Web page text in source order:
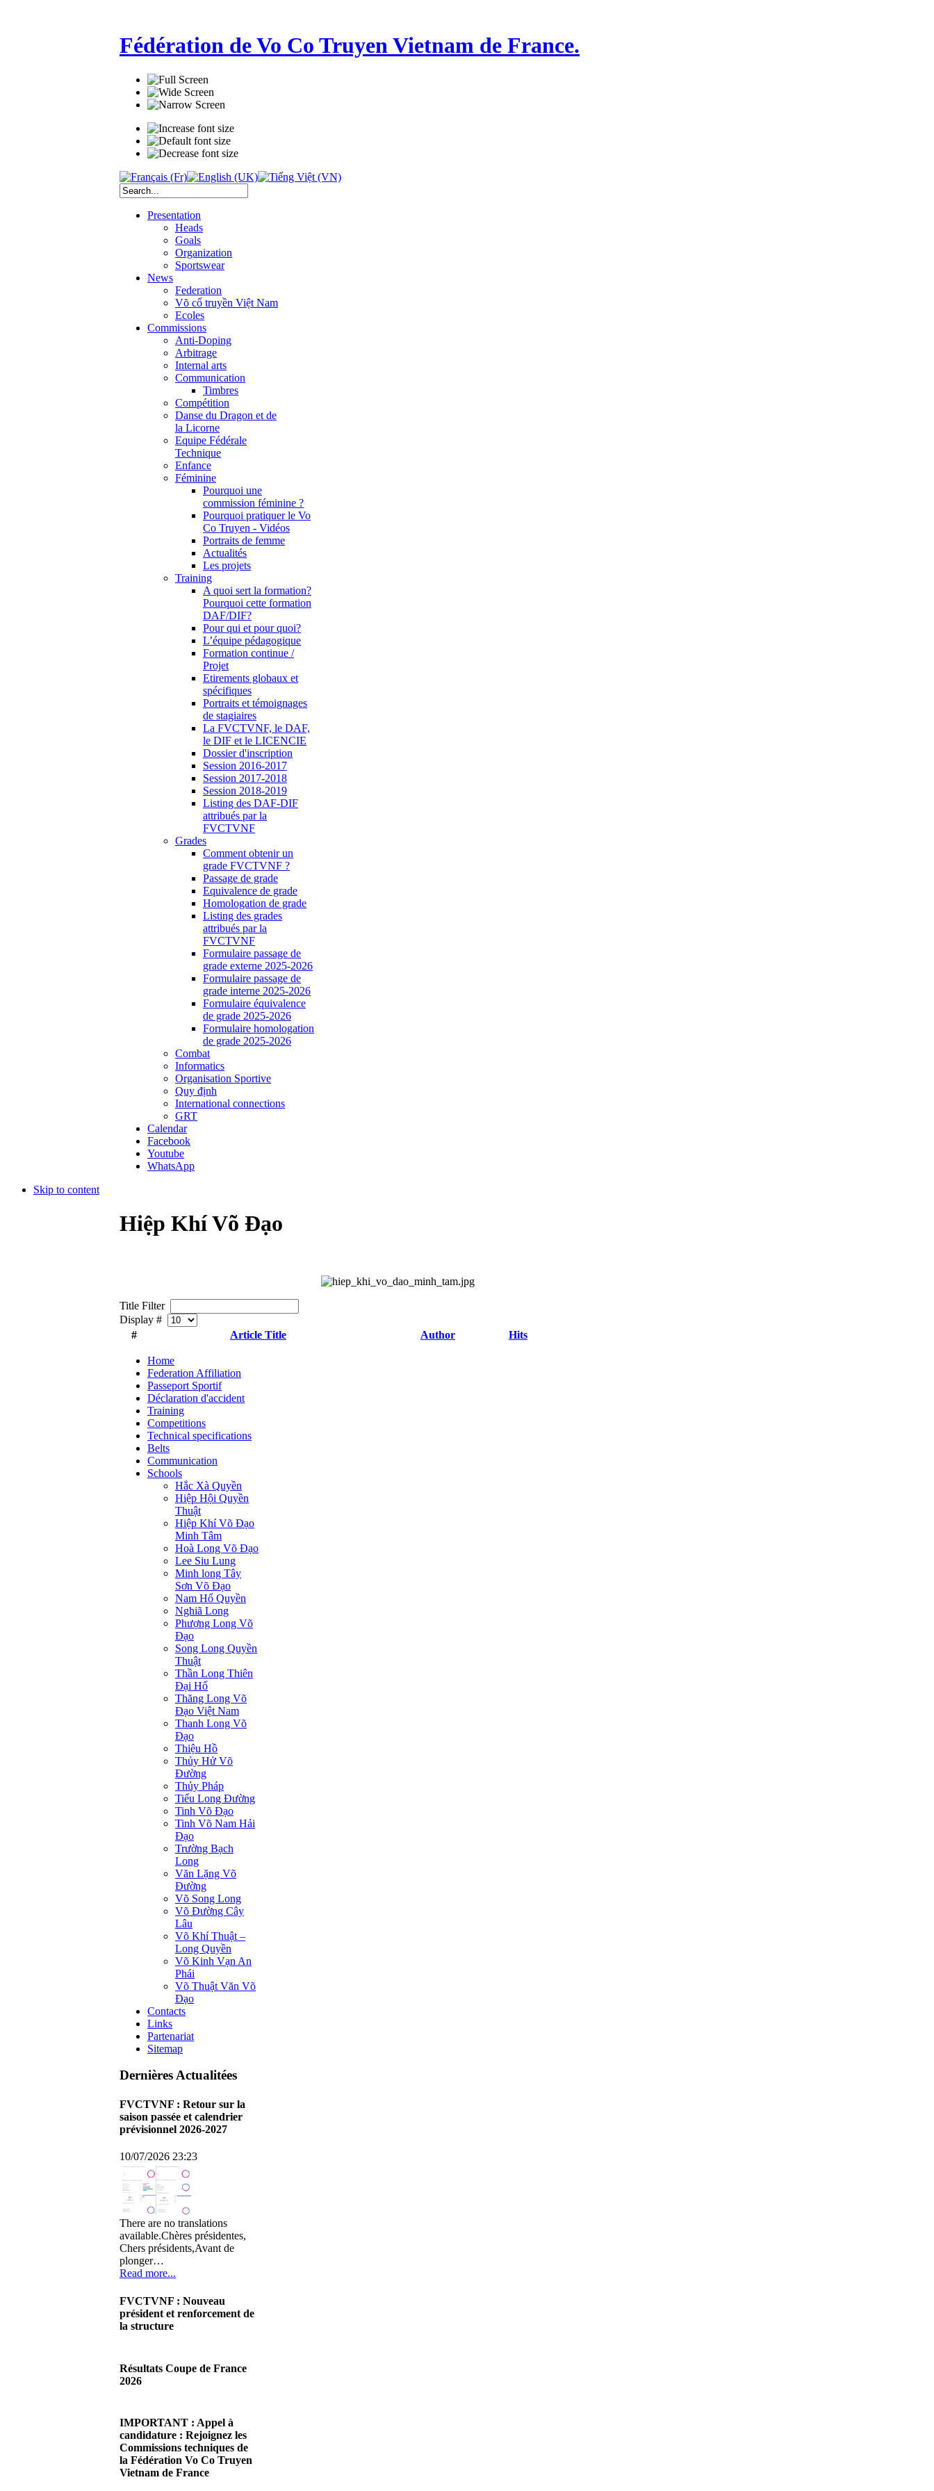
Fédération de Vo Co Truyen Vietnam de France.
Presentation
Heads
Goals
Organization
Sportswear
News
Federation
Võ cổ truyền Việt Nam
Ecoles
Commissions
Anti-Doping
Arbitrage
Internal arts
Communication
Timbres
Compétition
Danse du Dragon et de
la Licorne
Equipe Fédérale
Technique
Enfance
Féminine
Pourquoi une
commission féminine ?
Pourquoi pratiquer le Vo
Co Truyen - Vidéos
Portraits de femme
Actualités
Les projets
Training
A quoi sert la formation?
Pourquoi cette formation
DAF/DIF?
Pour qui et pour quoi?
L’équipe pédagogique
Formation continue /
Projet
Etirements globaux et
spécifiques
Portraits et témoignages
de stagiaires
La FVCTVNF, le DAF,
le DIF et le LICENCIE
Dossier d'inscription
Session 2016-2017
Session 2017-2018
Session 2018-2019
Listing des DAF-DIF
attribués par la
FVCTVNF
Grades
Comment obtenir un
grade FVCTVNF ?
Passage de grade
Equivalence de grade
Homologation de grade
Listing des grades
attribués par la
FVCTVNF
Formulaire passage de
grade externe 2025-2026
Formulaire passage de
grade interne 2025-2026
Formulaire équivalence
de grade 2025-2026
Formulaire homologation
de grade 2025-2026
Combat
Informatics
Organisation Sportive
Quy định
International connections
GRT
Calendar
Facebook
Youtube
WhatsApp
Skip to content
Hiệp Khí Võ Đạo
Title Filter
Display #
#
Article Title Author Hits
Home
Federation Affiliation
Passeport Sportif
Déclaration d'accident
Training
Competitions
Technical specifications
Belts
Communication
Schools
Hắc Xà Quyền
Hiệp Hội Quyền
Thuật
Hiệp Khí Võ Đạo
Minh Tâm
Hoà Long Võ Đạo
Lee Siu Lung
Minh long Tây
Sơn Võ Đạo
Nam Hổ Quyền
Nghiã Long
Phượng Long Võ
Đạo
Song Long Quyền
Thuật
Thần Long Thiên
Ðại Hổ
Thăng Long Võ
Đạo Việt Nam
Thanh Long Võ
Đạo
Thiệu Hồ
Thủy Hử Võ
Đường
Thủy Pháp
Tiểu Long Đường
Tinh Võ Đạo
Tinh Võ Nam Hải
Đạo
Trường Bạch
Long
Văn Lặng Võ
Đường
Võ Song Long
Võ Đường Cây
Lâu
Võ Khí Thuật –
Long Quyền
Võ Kinh Vạn An
Phái
Võ Thuật Văn Võ
Đạo
Contacts
Links
Partenariat
Sitemap
Dernières Actualitées
FVCTVNF : Retour sur la
saison passée et calendrier
prévisionnel 2026-2027
10/07/2026 23:23
There are no translations
available.Chères présidentes,
Chers présidents,Avant de
plonger…
Read more...
FVCTVNF : Nouveau
président et renforcement de
la structure
There are no translations
available.Chères Présidentes,
Read more...
Résultats Coupe de France
2026
There are no translations
available.Cliquez sur ce lien
pour accéder aux résultats
Read more...
IMPORTANT : Appel à
candidature : Rejoignez les
Commissions techniques de
la Fédération Vo Co Truyen
Vietnam de France